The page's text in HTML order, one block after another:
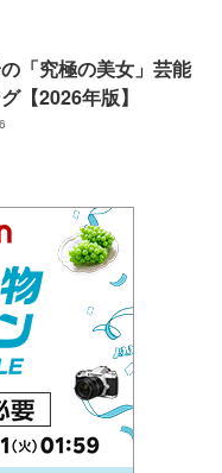
「究極の美女」芸能
【2026年版】